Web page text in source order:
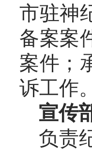
市驻神
备案案
案件；
诉工作。
宣传
负责